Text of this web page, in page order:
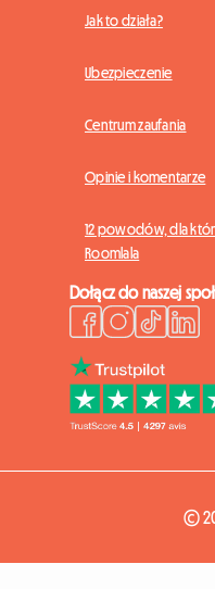
Jak to działa?
Ubezpieczenie
Centrum zaufania
Opinie i komentarze
12 powodów, dla
Roomlala
Dołącz do naszej
©